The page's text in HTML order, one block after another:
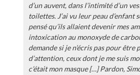
d’un auvent, dans l’intimité d’un
toilettes. J’ai vu leur peau d’enfant
pensé qu’ils allaient devenir mes
intoxication au monoxyde de
demande si je n’écris pas pour
d’attention, ceux dont je me suis
c’était mon masque […] Pardon,